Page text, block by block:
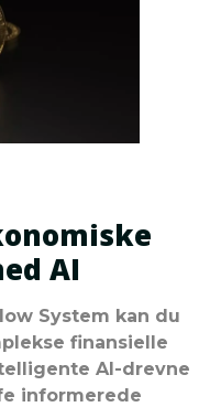
AI
System kan du
finansielle
AI-drevne
informerede